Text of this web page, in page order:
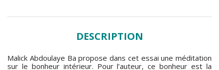
DESCRIPTION
Malick Abdoulaye Ba propose dans cet essai une méditation
sur le bonheur intérieur. Pour l’auteur, ce bonheur est la